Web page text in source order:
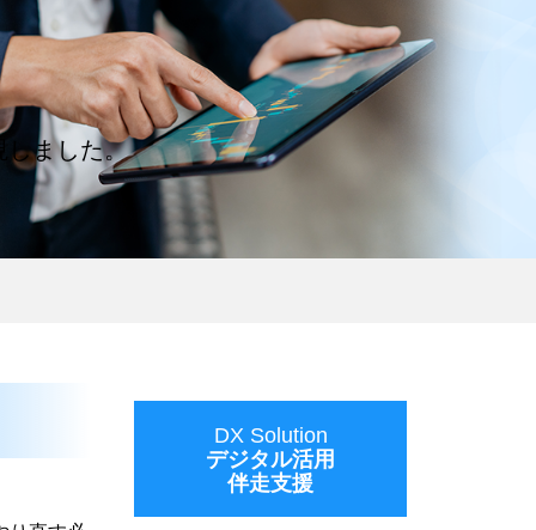
しました。
DX Solution
デジタル活用
伴走支援